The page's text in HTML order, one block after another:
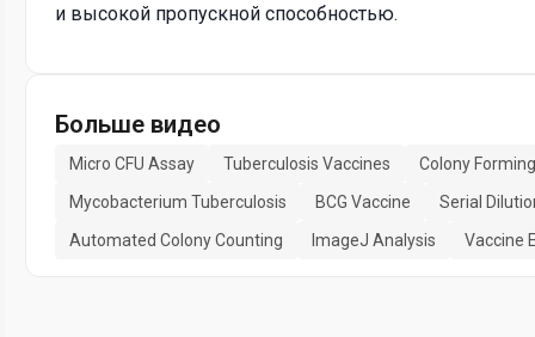
и высокой пропускной способностью.
Больше видео
Micro CFU Assay Tuberculosis Vaccines
Colony
Mycobacterium Tuberculosis
BCG Vaccine
Serial
Automated Colony Counting
ImageJ Analysis Vaccine